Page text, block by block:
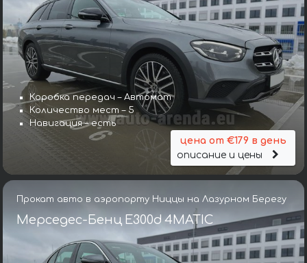
Коробка передач – Автомат
Количество мест – 5
Навигация – есть
цена от €179 в день
описание и цены
Прокат авто в аэропорту Ниццы на Лазурном Берегу
Мерседес-Бенц E300d 4MATIC